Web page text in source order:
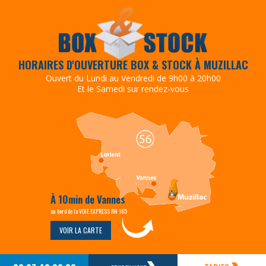
HORAIRES D'OUVERTURE BOX & STOCK À MUZILLAC
Ouvert du Lundi au Vendredi de 9h00 à 20h00
Et le Samedi sur rendez-vous
À 10min de Vannes
au bord de la VOIE EXPRESS RN 165
VOIR LA CARTE